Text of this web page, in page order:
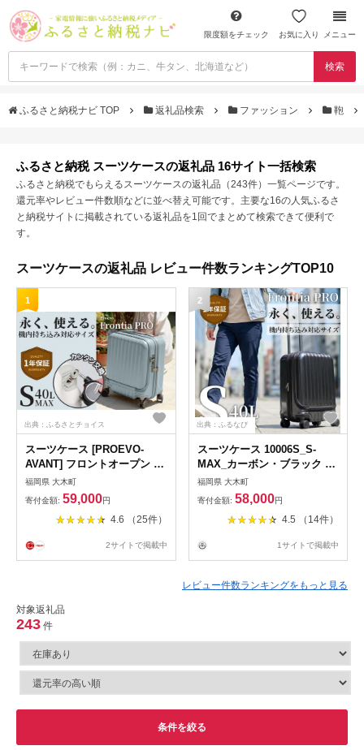
限度額をチェック お気に入り メニュー
検索
ふるさと納税ナビ TOP 返礼品検索 ファッション 鞄
ふるさと納税 スーツケースの返礼品 16サイト一括検索
ふるさと納税でもらえるスーツケースの返礼品（243件）一覧ページです。
還元率やレビュー件数順などに並べ替え可能です。主要な16の人気ふるさ
と納税サイトに掲載されている返礼品を1回でまとめて検索できて便利で
す。
スーツケースの返礼品 レビュー件数ランキングTOP10
1
出典：ふるさとチョイス
スーツケース [PROEVO-
AVANT] フロントオープン ス
ーツケース 機内持ち込み対応
ストッパー付き S-MAX 選べ
るカラー展開 [10006S] 福岡
県 大木町 株式会社 レクサス
福岡県 大木町
寄付金額: 59,000円
4.6 （25件）
2サイトで掲載中
2
出典：ふるなび
スーツケース 10006S_S-
MAX_カーボン・ブラック キ
ャリーケース FN-Limited-PR
AY198
福岡県 大木町
寄付金額: 58,000円
4.5 （14件）
1サイトで掲載中
レビュー件数ランキングをもっと見る
対象返礼品
243 件
条件を絞る